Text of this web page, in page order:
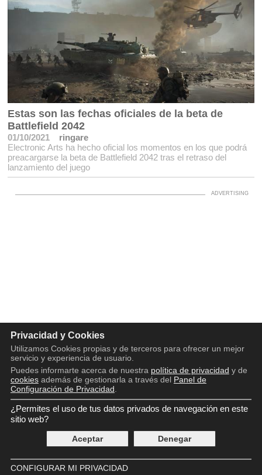
Estas son las fechas oficiales de la beta de
Battlefield 2042
01/10/2021
ringare
Electronic Arts ha hecho oficial los momentos en los que podrá
preacargarse la beta de Battlefield 2042 tras el retraso del
lanzamiento del juego
Copyright © 2016 - 2026
Aviso legal
Política de privacidad
Política de cookies
Contácto
Privacidad y Cookies
Utilizamos Cookies propias y de terceros para ofrecer un mejor
servicio y experiencia de usuario.
Puedes informarte acerca de nuestra política de privacidad y de
cookiesademás de gestionarla a través del Panel de
Configuración de Privacidad
¿Permites el uso de tus datos privados de navegación en este
sitio web?
Aceptar Denegar
CONFIGURAR MI PRIVACIDAD